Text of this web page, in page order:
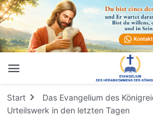
Start Das Evangelium des
Urteilswerk in den letzten Tagen